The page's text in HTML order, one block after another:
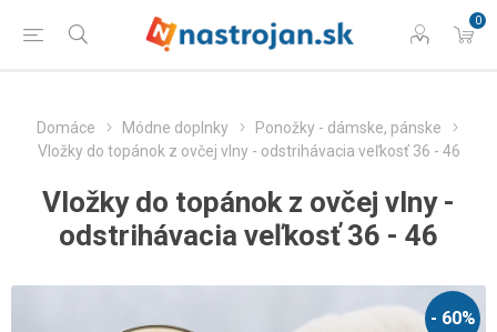
0
Domáce Módne doplnky
Ponožky - dámske, pánske
Vložky do topánok z ovčej vlny - odstrihávacia veľkosť 36 - 46
Vložky do topánok z ovčej vlny -
odstrihávacia veľkosť 36 - 46
- 60%